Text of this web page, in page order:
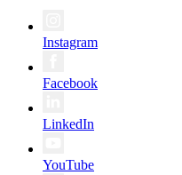
Instagram
Facebook
LinkedIn
YouTube